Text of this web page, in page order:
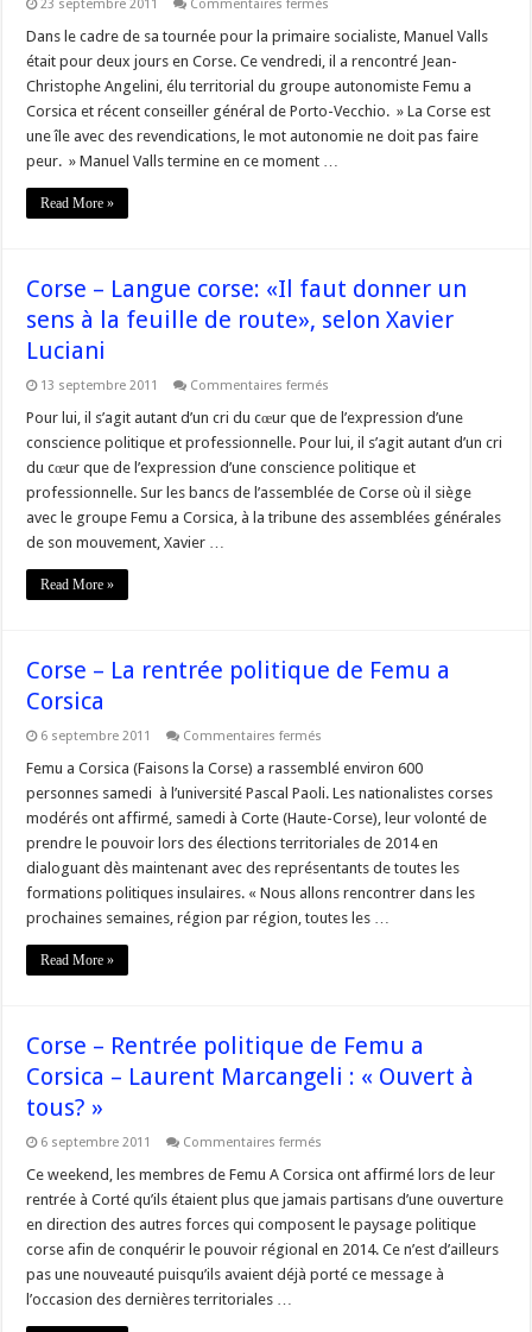
23 septembre 2011 Commentaires fermés
–
Vecchio
:
rencontre
entre
Manuel
Valls
Dans le cadre de sa tournée pour la primaire socialiste, Manuel Valls
était pour deux jours en Corse. Ce vendredi, il a rencontré Jean-
Christophe Angelini, élu territorial du groupe autonomiste Femu a
Corsica et récent conseiller général de Porto-Vecchio. » La Corse est
une île avec des revendications, le mot autonomie ne doit pas faire
peur. » Manuel Valls termine en ce moment …
Read More »
Corse – Langue corse: «Il faut donner un
sens à la feuille de route», selon Xavier
Luciani
13 septembre 2011 Commentaires fermés
–
Langue
corse:
«Il
faut
donner
un
sens
Pour lui, il s’agit autant d’un cri du cœur que de l’expression d’une
conscience politique et professionnelle. Pour lui, il s’agit autant d’un cri
du cœur que de l’expression d’une conscience politique et
professionnelle. Sur les bancs de l’assemblée de Corse où il siège
avec le groupe Femu a Corsica, à la tribune des assemblées générales
de son mouvement, Xavier …
Read More »
Corse – La rentrée politique de Femu a
Corsica
6 septembre 2011 Commentaires fermés
–
rentrée
politique
de
Femu
Corsica
Femu a Corsica (Faisons la Corse) a rassemblé environ 600
personnes samedi à l’université Pascal Paoli. Les nationalistes corses
modérés ont affirmé, samedi à Corte (Haute-Corse), leur volonté de
prendre le pouvoir lors des élections territoriales de 2014 en
dialoguant dès maintenant avec des représentants de toutes les
formations politiques insulaires. « Nous allons rencontrer dans les
prochaines semaines, région par région, toutes les …
Read More »
Corse – Rentrée politique de Femu a
Corsica – Laurent Marcangeli : « Ouvert à
tous? »
6 septembre 2011 Commentaires fermés
–
politique
de
Femu
a
Corsica
–
Ce weekend, les membres de Femu A Corsica ont affirmé lors de leur
rentrée à Corté qu’ils étaient plus que jamais partisans d’une ouverture
en direction des autres forces qui composent le paysage politique
corse afin de conquérir le pouvoir régional en 2014. Ce n’est d’ailleurs
pas une nouveauté puisqu’ils avaient déjà porté ce message à
l’occasion des dernières territoriales …